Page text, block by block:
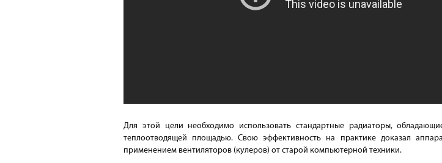
Для этой цели необходимо использовать стандартные радиаторы,
теплоотводящей площадью. Свою эффективность на практике доказал
применением вентиляторов (кулеров) от старой компьютерной техники.